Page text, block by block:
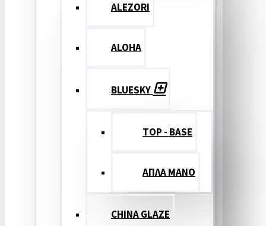
ALEZORI
ALOHA
BLUESKY
TOP - BASE
ΑΠΛΑ ΜΑΝΟ
CHINA GLAZE